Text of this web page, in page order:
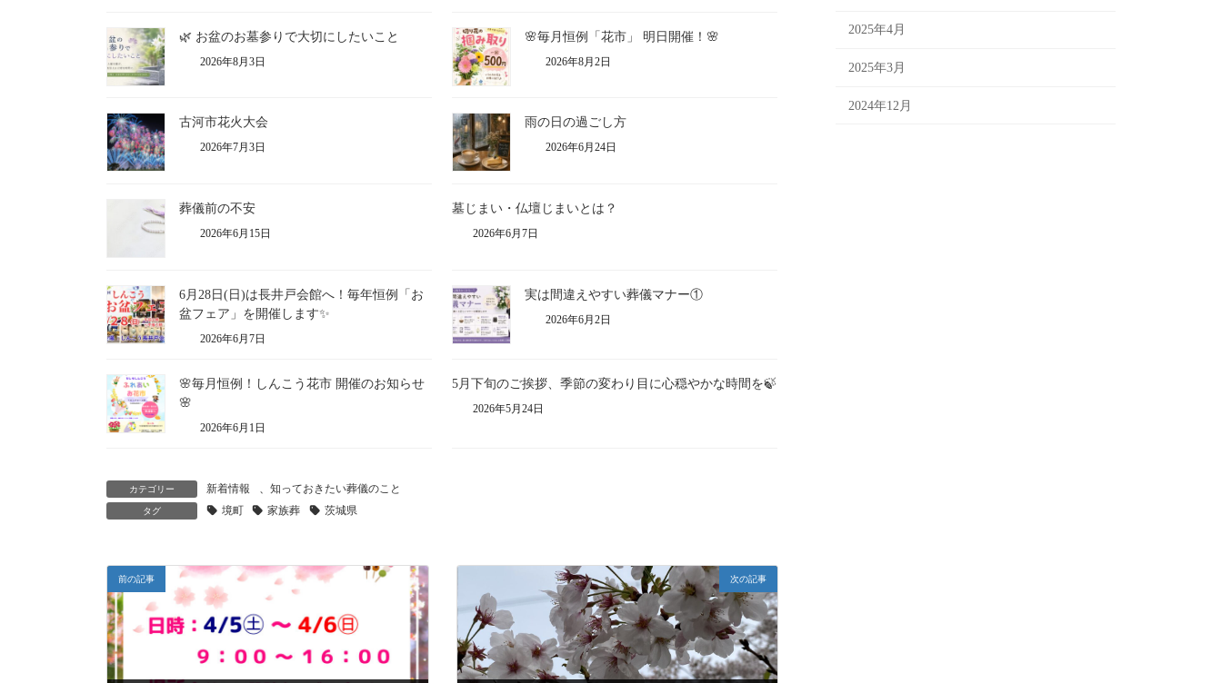
🌿 お盆のお墓参りで大切にしたいこと
2026年8月3日
🌸毎月恒例「花市」 明日開催！🌸
2026年8月2日
古河市花火大会
2026年7月3日
雨の日の過ごし方
2026年6月24日
葬儀前の不安
2026年6月15日
墓じまい・仏壇じまいとは？
2026年6月7日
6月28日(日)は長井戸会館へ！毎年恒例「お
盆フェア」を開催します✨
2026年6月7日
実は間違えやすい葬儀マナー①
2026年6月2日
🌸毎月恒例！しんこう花市 開催のお知らせ
🌸
2026年6月1日
5月下旬のご挨拶、季節の変わり目に心穏やかな時間を🍃
2026年5月24日
カテゴリー 新着情報 知っておきたい葬儀のこと
タグ 境町 家族葬 茨城県
前の記事 次の記事
2025年4月
2025年3月
2024年12月